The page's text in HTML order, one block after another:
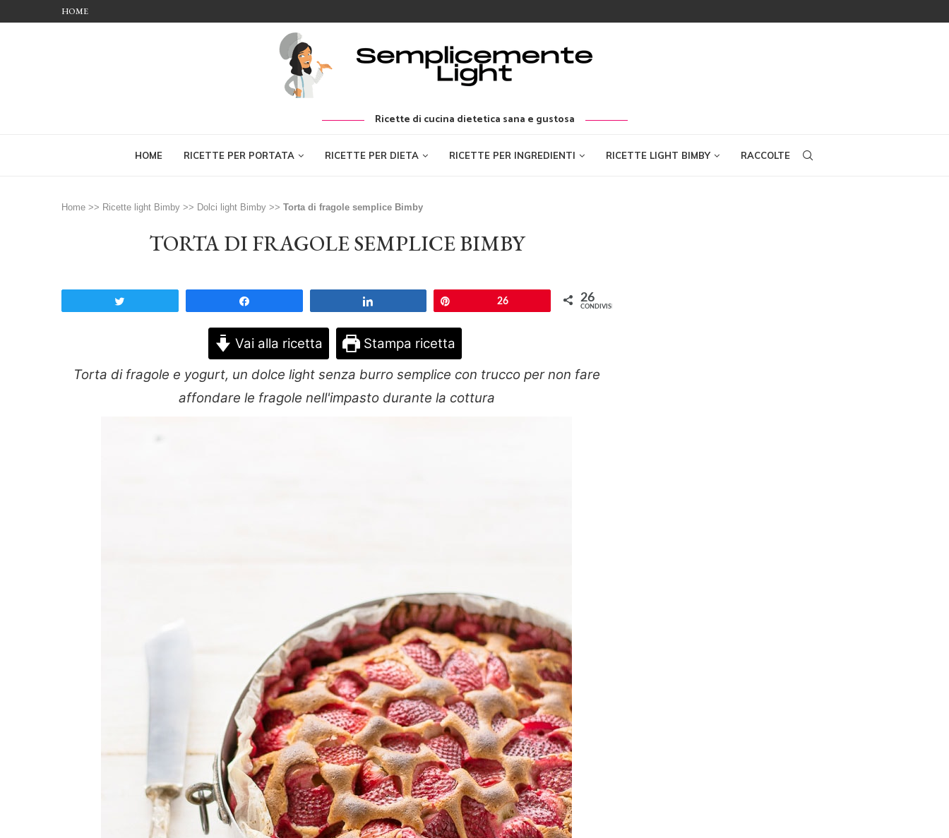
HOME
Ricette di cucina dietetica sana e gustosa
HOME RICETTE PER PORTATA RICETTE PER DIETA RICETTE PER INGREDIENTI RICETTE LIGHT BIMBY RACCOLTE
Home >> Ricette light Bimby >> Dolci light Bimby >> Torta di fragole semplice Bimby
TORTA DI FRAGOLE SEMPLICE BIMBY
26 26
CONDIVISIONI
Vai alla ricetta
Stampa ricetta
Torta di fragole e yogurt, un dolce light senza burro semplice con trucco per non fare
affondare le fragole nell'impasto durante la cottura